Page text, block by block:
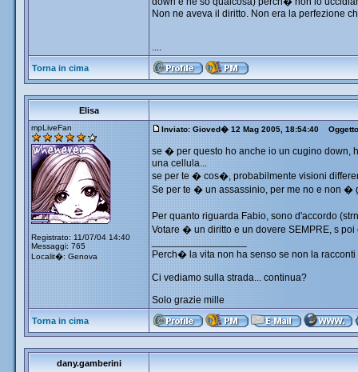
Non ne aveva il diritto. Non era la perfezione
....
Torna in cima
Elisa
mpLiveFan
Registrato: 11/07/04 14:40
Messaggi: 765
Localit�: Genova
Inviato: Gioved� 12 Mag 2005, 18:54:40
se � per questo ho anche io un cugino down,
una cellula...
se per te � cos�, probabilmente visioni
Se per te � un assassinio, per me no e non
Per quanto riguarda Fabio, sono d'accordo
Votare � un diritto e un dovere SEMPRE, s
Perch� la vita non ha senso se non la racconti
Ci vediamo sulla strada... continua?
Solo grazie mille
Torna in cima
dany.gamberini